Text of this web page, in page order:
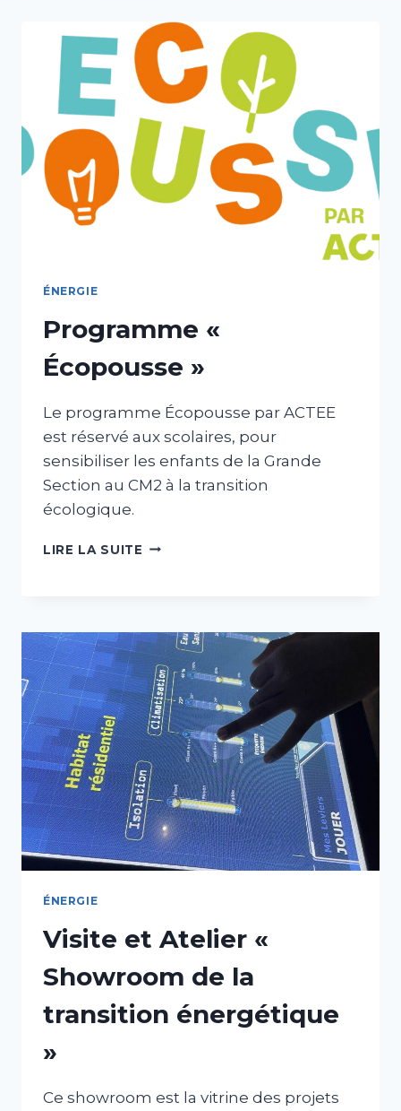
ÉNERGIE
Programme «
Écopousse »
Le programme Écopousse par ACTEE
est réservé aux scolaires, pour
sensibiliser les enfants de la Grande
Section au CM2 à la transition
écologique.
LIRE LA SUITE PROGRAMME
ÉNERGIE
Visite et Atelier «
Showroom de la
transition énergétique
»
Ce showroom est la vitrine des projets